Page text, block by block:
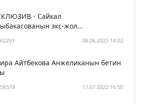
- Сайкал
экс-жол...
08.06.2023 14:02
Айтбекова Анжеликанын бетин
17.07.2022 16:50